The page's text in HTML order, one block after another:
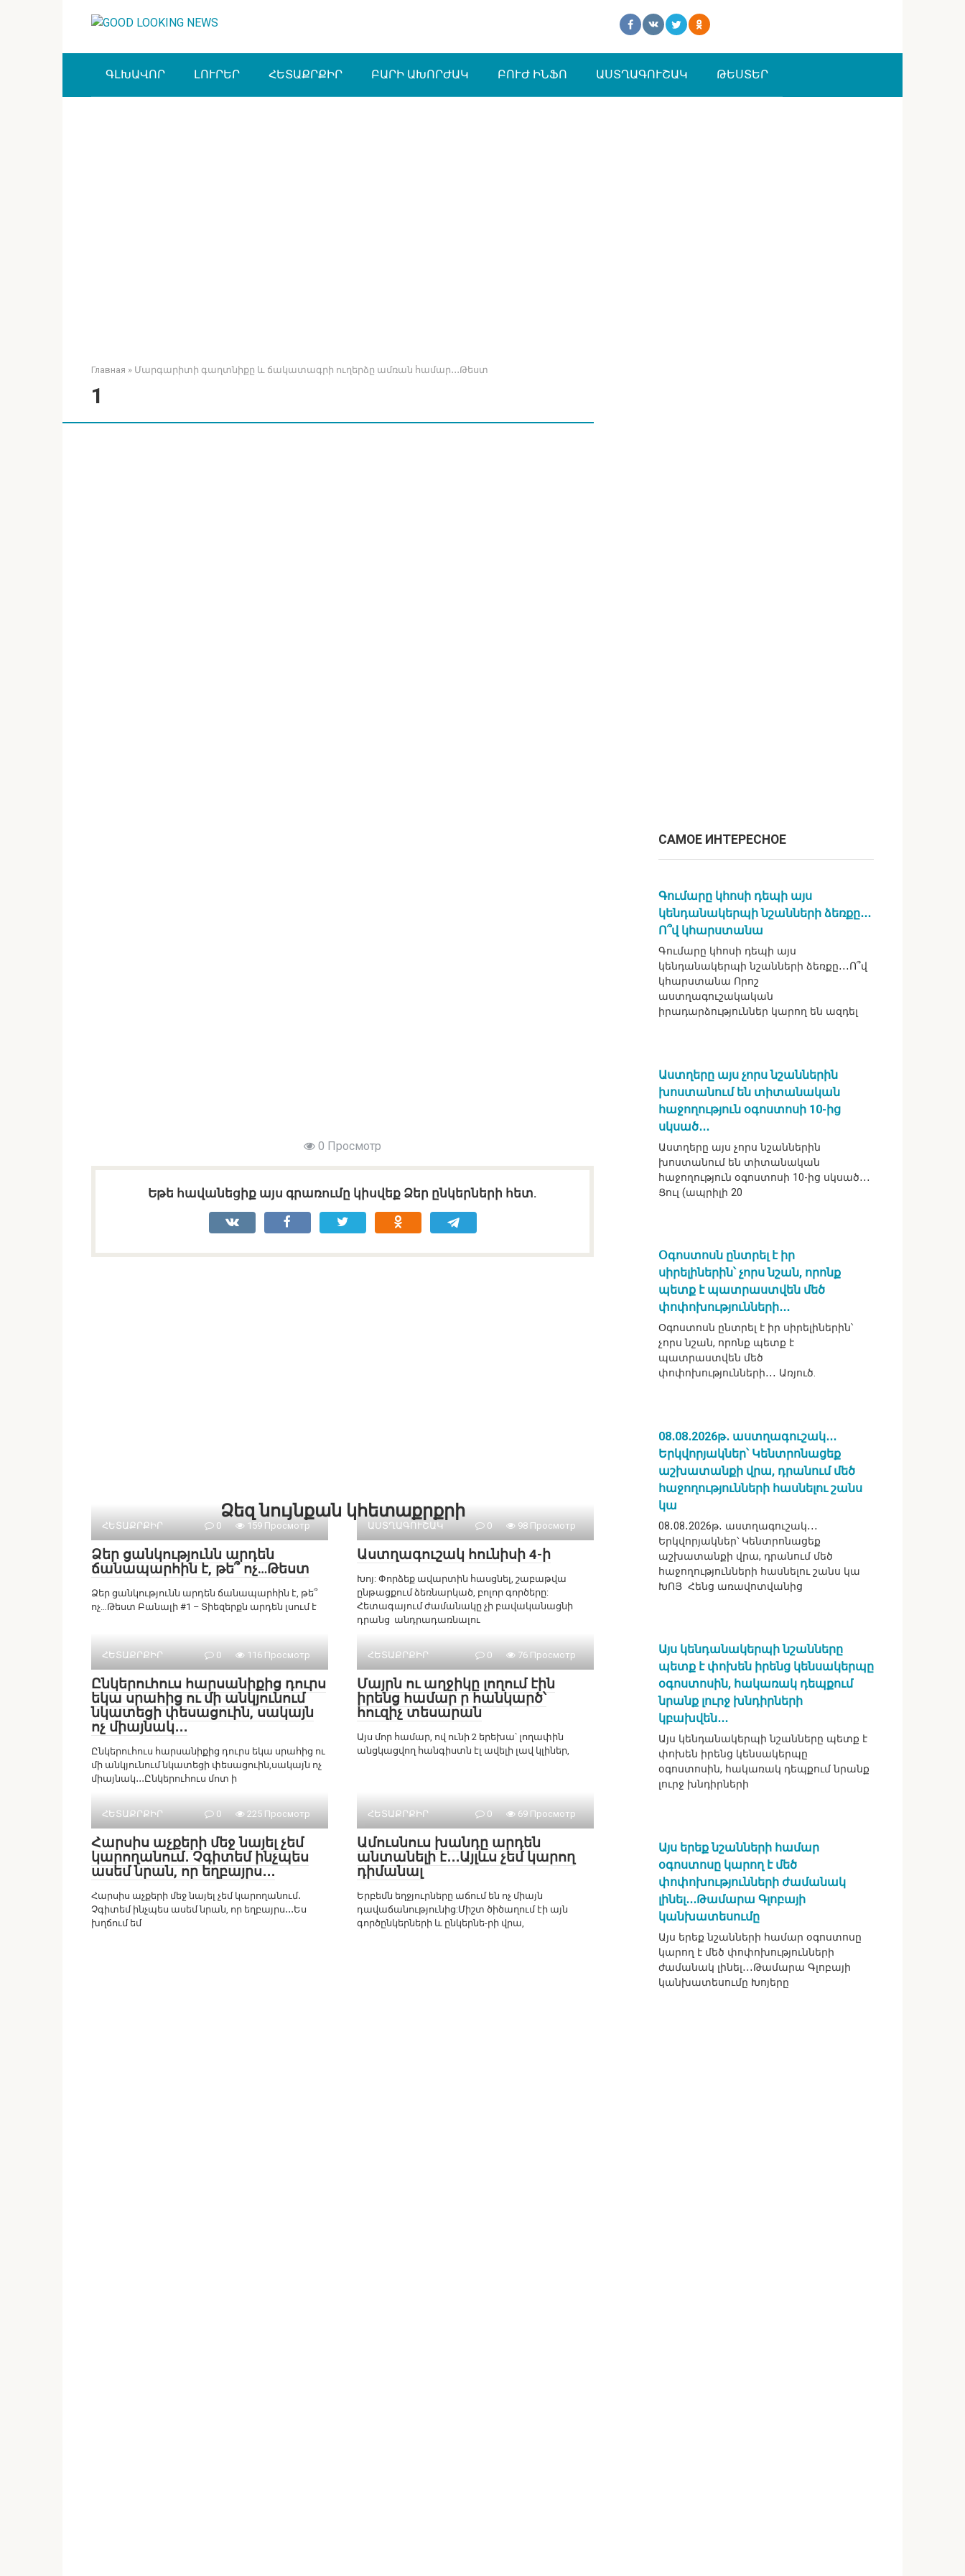
ԳԼԽԱՎՈՐ ԼՈՒՐԵՐ ՀԵՏԱՔՐՔԻՐ ԲԱՐԻ ԱԽՈՐԺԱԿ ԲՈՒԺ ԻՆՖՈ ԱՍՏՂԱԳՈՒՇԱԿ ԹԵՍՏԵՐ
Главная » Մարգարիտի գաղտնիքը և ճակատագրի ուղերձը ամռան համար․․․Թեստ
1
0 Просмотр
Եթե հավանեցիք այս գրառումը կիսվեք Ձեր ընկերների հետ.
Ձեզ նույնքան կհետաքրքրի
ՀԵՏԱՔՐՔԻՐ 0 159 Просмотр
Ձեր ցանկությունն արդեն
ճանապարհին է, թե՞ ոչ…Թեստ
Ձեր ցանկությունն արդեն ճանապարհին է, թե՞
ոչ…Թեստ Բանալի #1 – Տիեզերքն արդեն լսում է
ԱՍՏՂԱԳՈՒՇԱԿ 0 98 Просмотр
Աստղագուշակ հունիսի 4-ի
Խոյ: Փորձեք ավարտին հասցնել, շաբաթվա
ընթացքում ձեռնարկած, բոլոր գործերը:
Հետագայում ժամանակը չի բավականացնի
դրանց անդրադառնալու
ՀԵՏԱՔՐՔԻՐ 0 116 Просмотр
Ընկերուհուս հարսանիքից դուրս
եկա սրահից ու մի անկյունում
նկատեցի փեսացուին, սակայն
ոչ միայնակ․․․
Ընկերուհուս հարսանիքից դուրս եկա սրահից ու
մի անկյունում նկատեցի փեսացուին,սակայն ոչ
միայնակ․․․Ընկերուհուս մոտ ի
ՀԵՏԱՔՐՔԻՐ 0 76 Просмотр
Մայրն ու աղջիկը լողում էին
իրենց համար ր հանկարծ՝
հուզիչ տեսարան
Այս մոր համար, ով ունի 2 երեխա՝ լողափին
անցկացվող հանգիստն էլ ավելի լավ կլիներ,
ՀԵՏԱՔՐՔԻՐ 0 225 Просмотр
Հարսիս աչքերի մեջ նայել չեմ
կարողանում․ Չգիտեմ ինչպես
ասեմ նրան, որ եղբայրս․․․
Հարսիս աչքերի մեջ նայել չեմ կարողանում․
Չգիտեմ ինչպես ասեմ նրան, որ եղբայրս․․․Ես
խղճում եմ
ՀԵՏԱՔՐՔԻՐ 0 69 Просмотр
Ամուսնուս խանդը արդեն
անտանելի է․․․Այլևս չեմ կարող
դիմանալ
Երբեմն եղջյուրները աճում են ոչ միայն
դավաճանությունից:Միշտ ծիծաղում էի այն
գործընկերների և ընկերնե-րի վրա,
САМОЕ ИНТЕРЕСНОЕ
Գումարը կհոսի դեպի այս
կենդանակերպի նշանների ձեռքը․․․
Ո՞վ կհարստանա
Գումարը կհոսի դեպի այս
կենդանակերպի նշանների ձեռքը․․․Ո՞վ
կհարստանա Որոշ
աստղագուշակական
իրադարձություններ կարող են ազդել
Աստղերը այս չորս նշաններին
խոստանում են տիտանական
հաջողություն օգոստոսի 10-ից
սկսած․․․
Աստղերը այս չորս նշաններին
խոստանում են տիտանական
հաջողություն օգոստոսի 10-ից սկսած․․․
Ցուլ (ապրիլի 20
Օգոստոսն ընտրել է իր
սիրելիներին՝ չորս նշան, որոնք
պետք է պատրաստվեն մեծ
փոփոխությունների․․․
Օգոստոսն ընտրել է իր սիրելիներին՝
չորս նշան, որոնք պետք է
պատրաստվեն մեծ
փոփոխությունների․․․ Առյուծ.
08․08․2026թ․ աստղագուշակ․․․
Երկվորյակներ՝ Կենտրոնացեք
աշխատանքի վրա, դրանում մեծ
հաջողությունների հասնելու շանս
կա
08․08․2026թ․ աստղագուշակ․․․
Երկվորյակներ՝ Կենտրոնացեք
աշխատանքի վրա, դրանում մեծ
հաջողությունների հասնելու շանս կա
ԽՈՅ Հենց առավոտվանից
Այս կենդանակերպի նշանները
պետք է փոխեն իրենց կենսակերպը
օգոստոսին, հակառակ դեպքում
նրանք լուրջ խնդիրների
կբախվեն․․․
Այս կենդանակերպի նշանները պետք է
փոխեն իրենց կենսակերպը
օգոստոսին, հակառակ դեպքում նրանք
լուրջ խնդիրների
Այս երեք նշանների համար
օգոստոսը կարող է մեծ
փոփոխությունների ժամանակ
լինել․․․Թամարա Գլոբայի
կանխատեսումը
Այս երեք նշանների համար օգոստոսը
կարող է մեծ փոփոխությունների
ժամանակ լինել․․․Թամարա Գլոբայի
կանխատեսումը Խոյերը